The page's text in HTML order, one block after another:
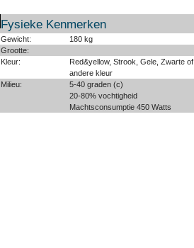
Fysieke Kenmerken
Gewicht:
180 kg
Grootte:
Kleur:
Red&yellow, Strook, Gele, Zwarte of
andere kleur
Milieu:
5-40 graden (c)
20-80% vochtigheid
Machtsconsumptie 450 Watts